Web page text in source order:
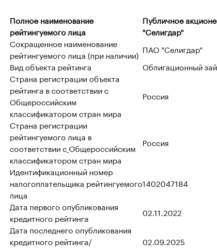
Полное наименование
рейтингуемого лица
Публичное
"Селигдар"
Сокращенное наименование
рейтингуемого лица (при наличии) ПАО "Селигдар"
Вид объекта рейтинга
Облигационный
Страна регистрации объекта
рейтинга в соответствии с
Общероссийским
классификатором стран мира
Россия
Страна регистрации
рейтингуемого лица в
соответствии с Общероссийским
классификатором стран мира
Россия
Идентификационный номер
налогоплательщика рейтингуемого
лица
1402047184
Дата первого опубликования
кредитного рейтинга
02.11.2022
Дата последнего опубликования
кредитного рейтинга/
02.09.2025